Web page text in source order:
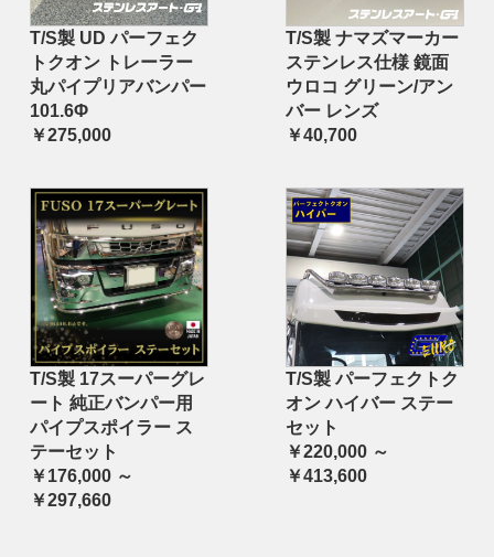
T/S製 UD パーフェク
トクオン トレーラー
丸パイプリアバンパー
101.6Φ
￥275,000
T/S製 ナマズマーカー
ステンレス仕様 鏡面
ウロコ グリーン/アン
バー レンズ
￥40,700
T/S製 17スーパーグレ
ート 純正バンパー用
パイプスポイラー ス
テーセット
￥176,000 ～
￥297,660
T/S製 パーフェクトク
オン ハイバー ステー
セット
￥220,000 ～
￥413,600